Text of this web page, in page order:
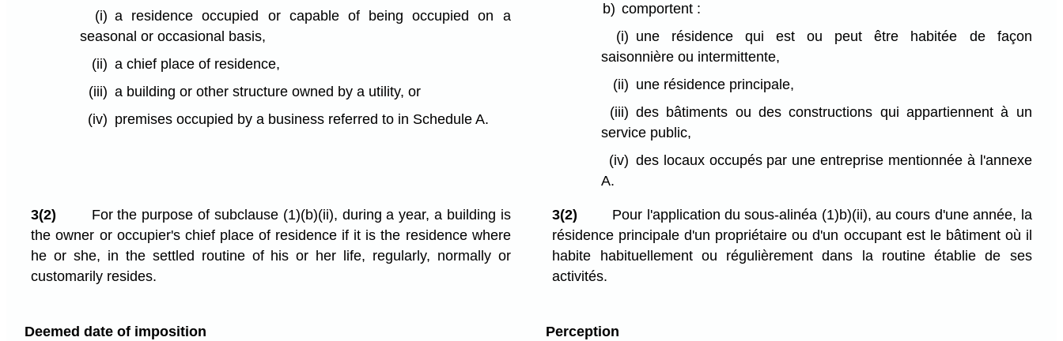
(i) a residence occupied or capable of being occupied on a
seasonal or occasional basis,
(ii) a chief place of residence,
(iii) a building or other structure owned by a utility, or
(iv) premises occupied by a business referred to in Schedule A.
b) comportent :
(i) une résidence qui est ou peut être habitée de façon
saisonnière ou intermittente,
(ii) une résidence principale,
(iii) des bâtiments ou des constructions qui appartiennent à un
service public,
(iv) des locaux occupés par une entreprise mentionnée à l'annexe
A.
3(2)
For the purpose of subclause (1)⁠(b)⁠(ii), during a year, a building is
the owner or occupier's chief place of residence if it is the residence where
he or she, in the settled routine of his or her life, regularly, normally or
customarily resides.
3(2)
Pour l'application du sous-alinéa (1)b)⁠(ii), au cours d'une année, la
résidence principale d'un propriétaire ou d'un occupant est le bâtiment où il
habite habituellement ou régulièrement dans la routine établie de ses
activités.
Deemed date of imposition
Perception